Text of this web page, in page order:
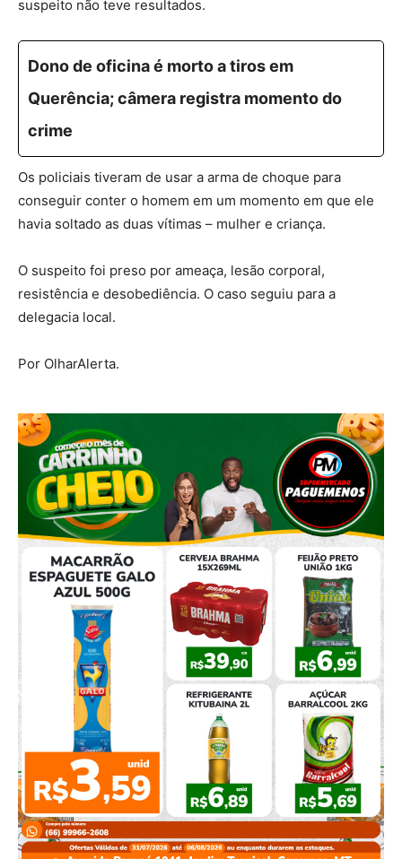
suspeito não teve resultados.
Dono de oficina é morto a tiros em
Querência; câmera registra momento do
crime
Os policiais tiveram de usar a arma de choque para
conseguir conter o homem em um momento em que ele
havia soltado as duas vítimas – mulher e criança.
O suspeito foi preso por ameaça, lesão corporal,
resistência e desobediência. O caso seguiu para a
delegacia local.
Por OlharAlerta.